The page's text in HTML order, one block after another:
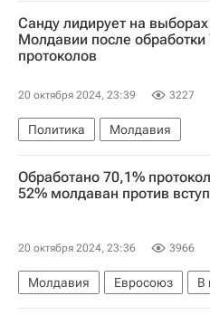
Санду лидирует на выборах
Молдавии после обработки
протоколов
20 октября 2024, 23:39 3227
Политика
Молдавия
Выборы в Молдавии — 2024
В мире
Обработано 70,1%
52% молдаван против
20 октября 2024, 23:36 3966
Молдавия Евросоюз
В
Выборы в Молдавии — 2024